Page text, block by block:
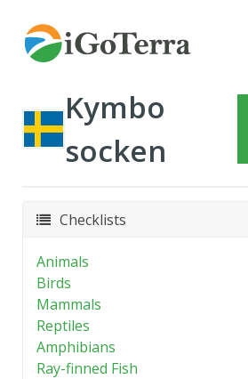
Kymbo
socken
Checklists
Animals
Birds
Mammals
Reptiles
Amphibians
Ray-finned Fish